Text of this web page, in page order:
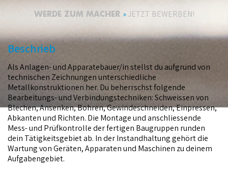
WERDE ZUM MACHER JETZT BEWERBEN!
Beschrieb
Als Anlagen- und Apparatebauer/in stellst du aufgrund von
technischen Zeichnungen unterschiedliche
Metallkonstruktionen her. Du beherrschst folgende
Bearbeitungs- und Verbindungstechniken: Schweissen von
Blechen, Ansenken, Bohren, Gewindeschneiden, Einpressen,
Abkanten und Richten. Die Montage und anschliessende
Mess- und Prüfkontrolle der fertigen Baugruppen runden
dein Tätigkeitsgebiet ab. In der Instandhaltung gehört die
Wartung von Geräten, Apparaten und Maschinen zu deinem
Aufgabengebiet.